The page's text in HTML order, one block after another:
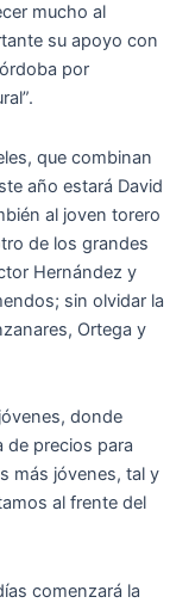
mucho al
su apoyo con
por
que combinan
año estará David
al joven torero
de los grandes
Hernández y
sin olvidar la
Ortega y
donde
de precios para
más jóvenes, tal y
al frente del
comenzará la